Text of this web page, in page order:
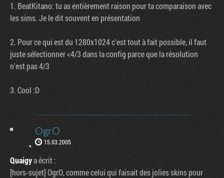
1. BeatKitano: tu as entièrement raison pour ta comparaison avec
les sims. Je le dit souvent en présentation
2. Pour ce qui est du 1280x1024 c'est tout à fait possible, il faut
juste sélectionner <4/3 dans la config parce que la résolution
n'est pas 4/3
3. Cool :D
OgrO
15.03.2005
Quaigya écrit :
[hors-sujet] OgrO, comme celui qui faisait des jolies skins pour